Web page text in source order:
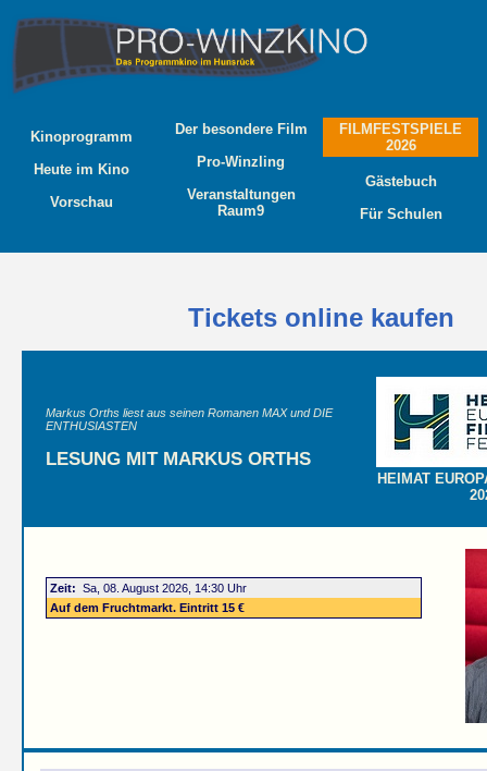
Kinoprogramm
Heute im Kino
Vorschau
Der besondere Film
Pro-Winzling
Veranstaltungen
Raum9
FILMFESTSPIELE
2026
Gästebuch
Für Schulen
Tickets online kaufen
Markus Orths liest aus seinen Romanen MAX und DIE
ENTHUSIASTEN
LESUNG MIT MARKUS ORTHS
HEIMAT
Zeit: Sa, 08. August 2026, 14:30 Uhr
Auf dem Fruchtmarkt. Eintritt 15 €